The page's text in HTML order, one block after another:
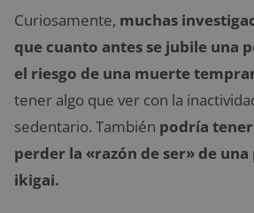
Curiosamente, muchas
que cuanto antes se jubile una
el riesgo de una muerte
tener algo que ver con la
sedentario. También podría
perder la «razón de ser» de una
ikigai.